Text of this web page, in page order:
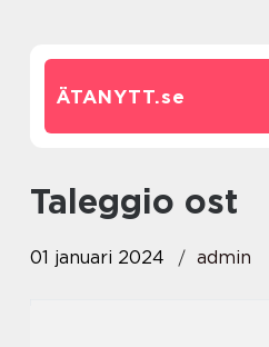
ÄTANYTT.se
taleggio ost
01 januari 2024 admin